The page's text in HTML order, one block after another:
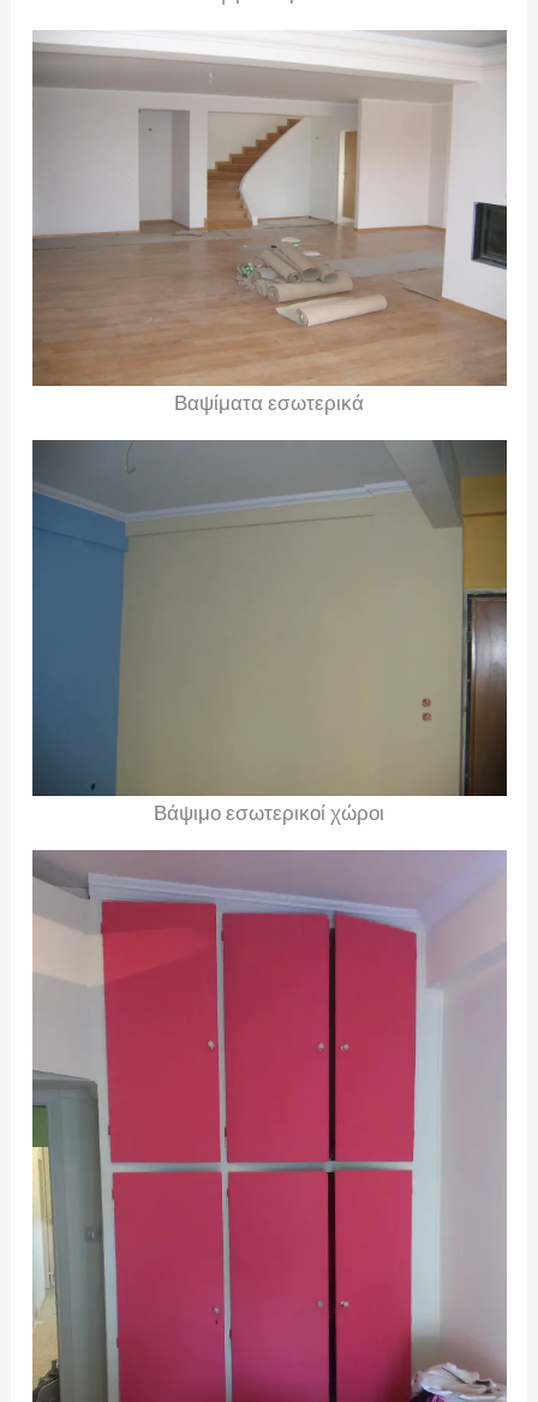
Βαψίματα εσωτερικά
Βάψιμο εσωτερικοί χώροι